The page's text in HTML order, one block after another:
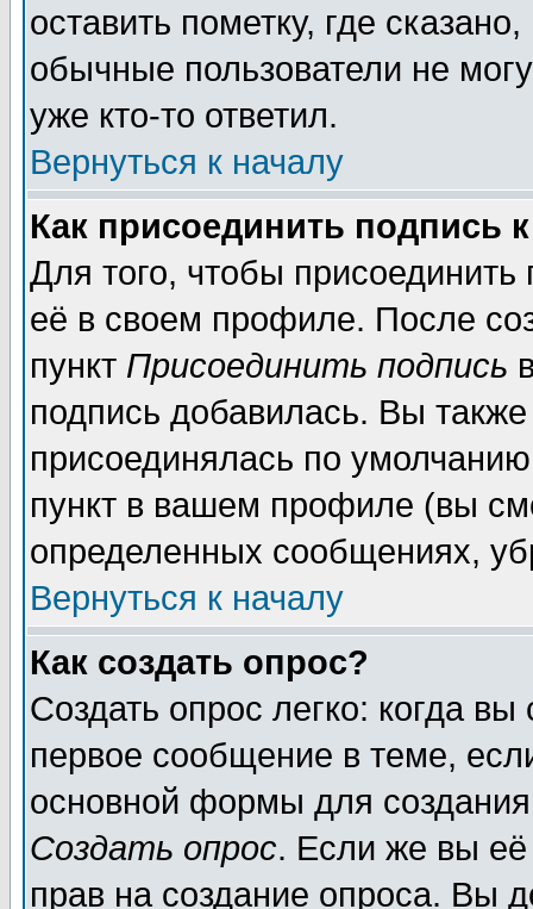
оставить пометку, где
обычные пользователи не
уже кто-то ответил.
Вернуться к началу
Как присоединить подпись
Для того, чтобы
её в своем профиле. После
пункт Присоединить подпись
подпись добавилась. Вы
присоединялась по
пункт в вашем профиле (вы
определенных сообщениях,
Вернуться к началу
Как создать опрос?
Создать опрос легко: когда
первое сообщение в теме,
основной формы для
Создать опрос. Если же вы её
прав на создание опроса. Вы